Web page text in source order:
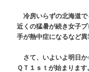
冷房いらずの北海道
近くの猛暑が続き女子
手が熱中症になるなど異
さて、いよいよ明日
ＱＴ１ｓｔが始まりま